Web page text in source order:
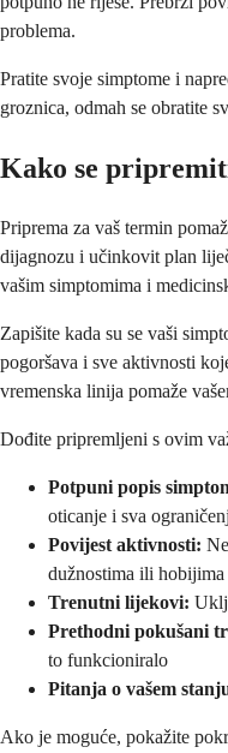
problema.
Pratite svoje simptome i
groznica, odmah se obratite
Kako se
Priprema za vaš termin
dijagnozu i učinkovit plan
vašim simptomima i
Zapišite kada su se vaši
pogoršava i sve aktivnosti
vremenska linija pomaže
Dođite pripremljeni s ovim
Potpuni popis
oticanje i sva
Povijest aktivnosti:
dužnostima ili hobijima
Trenutni lijekovi:
Prethodni pokušani
to funkcioniralo
Pitanja o vašem
Ako je moguće, pokažite